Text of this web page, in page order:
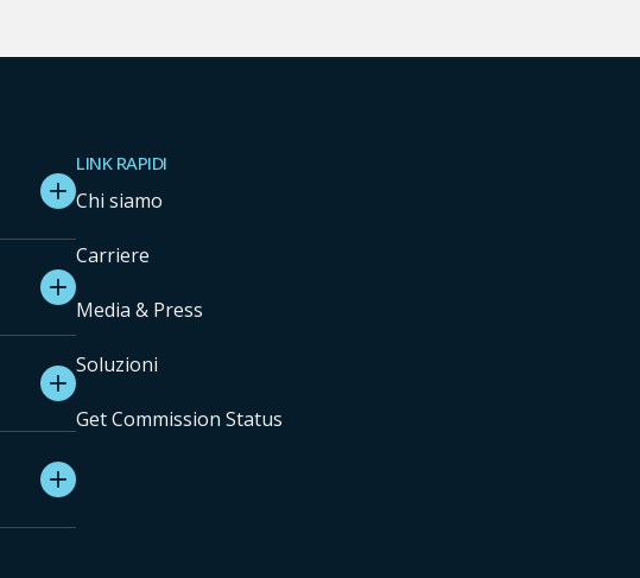
LINK RAPIDI
Chi siamo
Carriere
Media & Press
Soluzioni
Get Commission Status